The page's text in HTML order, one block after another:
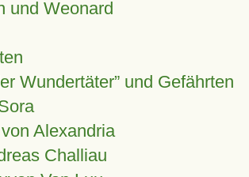
und Weonard
Wundertäter” und Gefährten
Alexandria
Challiau